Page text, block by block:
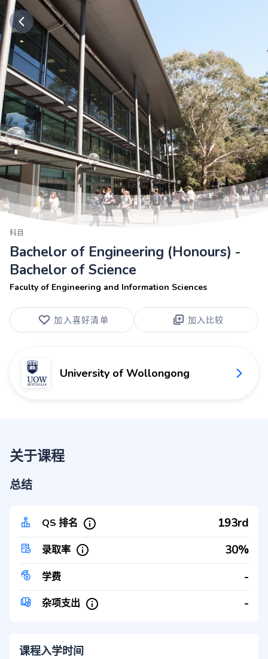
科目
Bachelor of Engineering (Honours) -
Bachelor of Science
Faculty of Engineering and Information Sciences
加入喜好清单 加入比较
University of Wollongong
关于课程
总结
QS 排名 193rd
录取率 30%
学费 -
杂项支出 -
课程入学时间